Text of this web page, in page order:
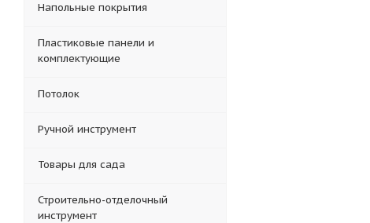
Напольные покрытия
Пластиковые панели и
комплектующие
Потолок
Ручной инструмент
Товары для сада
Строительно-отделочный
инструмент